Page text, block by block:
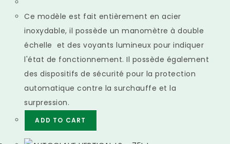
Ce modèle est fait entièrement en acier
inoxydable, il possède un manomètre à double
échelle et des voyants lumineux pour indiquer
l'état de fonctionnement. Il possède également
des dispositifs de sécurité pour la protection
automatique contre la surchauffe et la
surpression.
ADD TO CART